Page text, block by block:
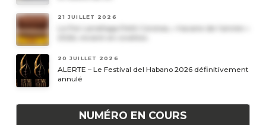
21 JUILLET 2026
Le Por Larrañaga Petit Coronas, « havane de l’année »
20 JUILLET 2026
ALERTE – Le Festival del Habano 2026 définitivement
annulé
NUMÉRO EN COURS